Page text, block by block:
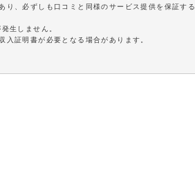
り、必ずしも口コミと同様のサービス提供を保証する
生しません。
証明書が必要となる場合があります。